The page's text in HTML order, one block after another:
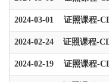
2024-03-01 证照课程-
2024-02-24 证照课程-
2024-02-19 证照课程-